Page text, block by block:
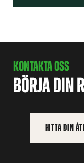
KONTAKTA OSS
BÖRJA DIN
HITTA DIN